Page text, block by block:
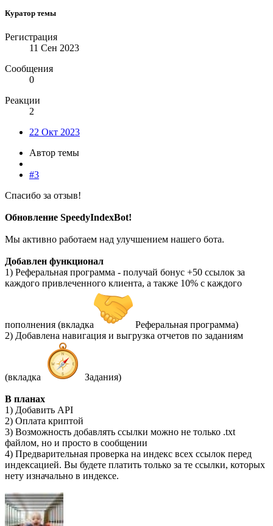
Куратор темы
Регистрация
11 Сен 2023
Сообщения
0
Реакции
2
22 Окт 2023
Автор темы
#3
Спасибо за отзыв!
Обновление SpeedyIndexBot!
Мы активно работаем над улучшением нашего бота.
Добавлен функционал
1) Реферальная программа - получай бонус +50 ссылок за
каждого привлеченного клиента, а также 10% с каждого
пополнения (вкладка
Реферальная программа)
2) Добавлена навигация и выгрузка отчетов по заданиям
(вкладка Задания)
В планах
1) Добавить API
2) Оплата криптой
3) Возможность добавлять ссылки можно не только .txt
файлом, но и просто в сообщении
4) Предварительная проверка на индекс всех ссылок перед
индексацией. Вы будете платить только за те ссылки, которых
нету изначально в индексе.